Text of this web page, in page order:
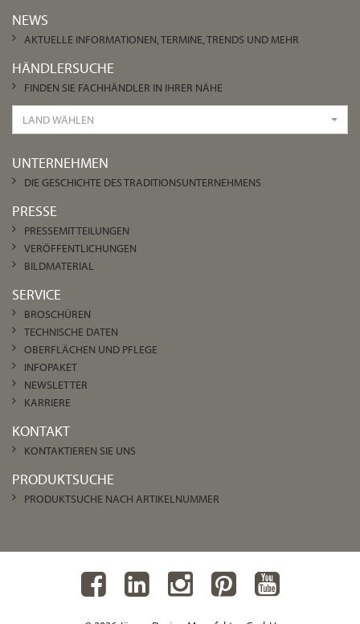
NEWS
AKTUELLE INFORMATIONEN, TERMINE, TRENDS UND MEHR
HÄNDLERSUCHE
FINDEN SIE FACHHÄNDLER IN IHRER NÄHE
LAND WÄHLEN
UNTERNEHMEN
DIE GESCHICHTE DES TRADITIONSUNTERNEHMENS
PRESSE
PRESSEMITTEILUNGEN
VERÖFFENTLICHUNGEN
BILDMATERIAL
SERVICE
BROSCHÜREN
TECHNISCHE DATEN
OBERFLÄCHEN UND PFLEGE
INFOPAKET
NEWSLETTER
KARRIERE
KONTAKT
KONTAKTIEREN SIE UNS
PRODUKTSUCHE
PRODUKTSUCHE NACH ARTIKELNUMMER